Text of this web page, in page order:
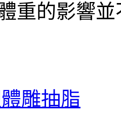
重的影響
雕抽脂